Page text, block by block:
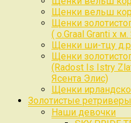
Щенки вельш
Щенки
( о.Graal Granti x
Щенки ши-тцу
Щенки
(Radost Is Istry
Ясента Элис)
Щенки
Золотистые ретриверы
Наши девочки